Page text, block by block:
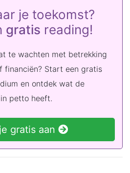
je toekomst?
gratis reading!
te wachten met betrekking
financiën? Start een gratis
en ontdek wat de
petto heeft.
gratis aan